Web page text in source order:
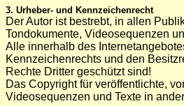
3. Urheber- und Kennzeichenrecht
Der Autor ist bestrebt, in allen
Tondokumente, Videosequenzen
Alle innerhalb des
Kennzeichenrechts und den
Rechte Dritter geschützt sind!
Das Copyright für veröffentlichte,
Videosequenzen und Texte in